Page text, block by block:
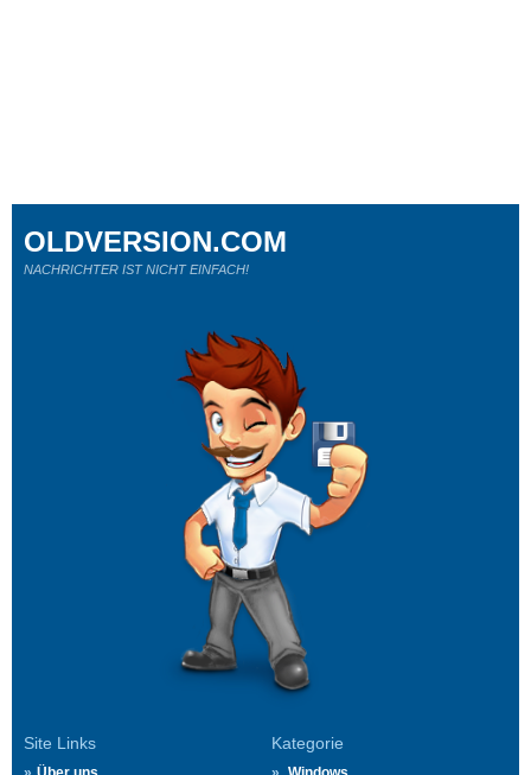
Site Links Kategorie
OLDVERSION.COM
NACHRICHTER IST NICHT EINFACH!